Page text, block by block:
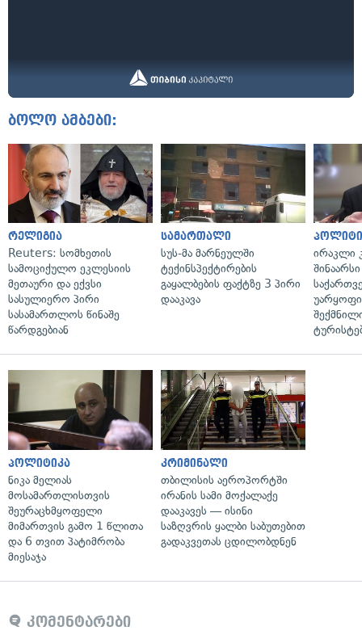
ბოლო ამბები:
რელიგია
Reuters: სომხეთის
სამოციქულო ეკლესიის
მეთაური და ექვსი
სასულიერო პირი
სასამართლოს წინაშე
წარდგებიან
სამართალი
სუს-მა მარნეულში
ტექინსპექტირების
გაყალბების ფაქტზე 3 პირი
დააკავა
ირაკლი
პოლიტიკა
ნიკა მელიას
მოსამართლისთვის
შეურაცხმყოფელი
მიმართვის გამო 1 წლითა
და 6 თვით პატიმრობა
მიესაჯა
კრიმინალი
თბილისის აეროპორტში
ირანის სამი მოქალაქე
დააკავეს — ისინი
საზღვრის ყალბი საბუთებით
გადაკვეთას ცდილობდნენ
კომენტარები